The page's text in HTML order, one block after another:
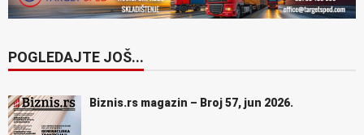
POGLEDAJTE JOŠ...
Biznis.rs magazin – Broj 57, jun 2026.